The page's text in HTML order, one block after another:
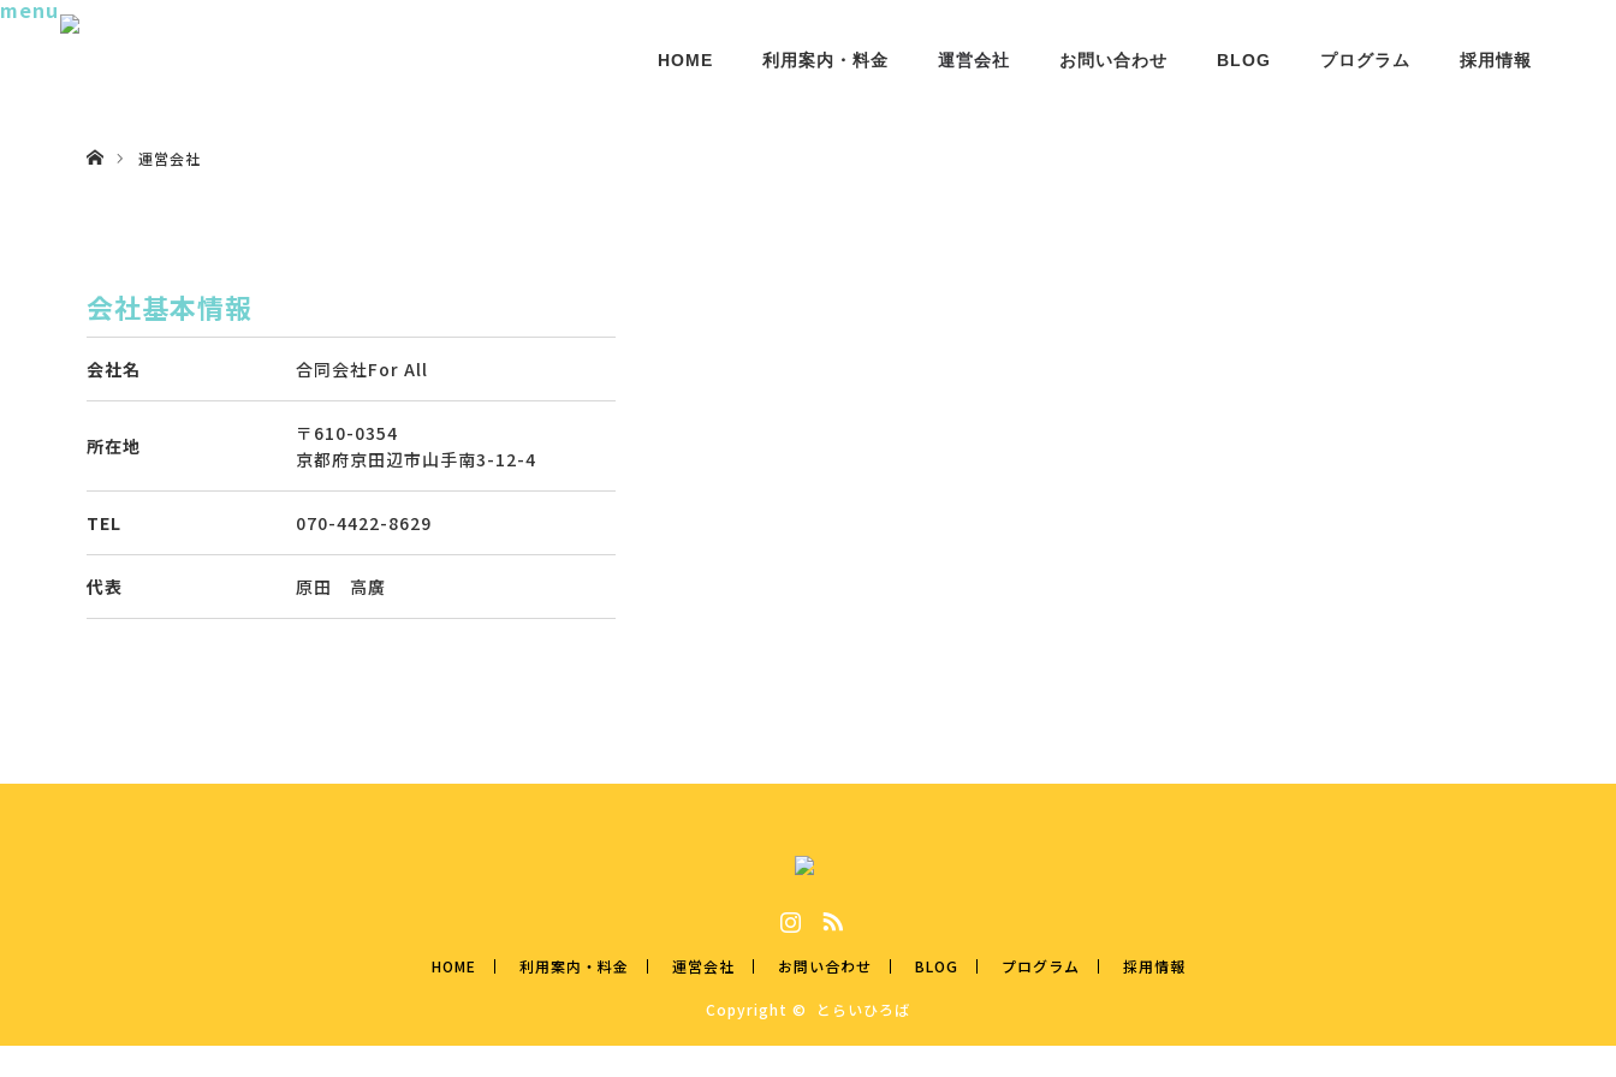
menu
HOME 利用案内・料金 運営会社 お問い合わせ BLOG プログラム 採用情報
運営会社
会社基本情報
会社名 合同会社For All
所在地
〒610-0354
京都府京田辺市山手南3-12-4
TEL 070-4422-8629
代表 原田 高廣
HOME 利用案内・料金 運営会社 お問い合わせ BLOG プログラム 採用情報
Copyright © とらいひろば